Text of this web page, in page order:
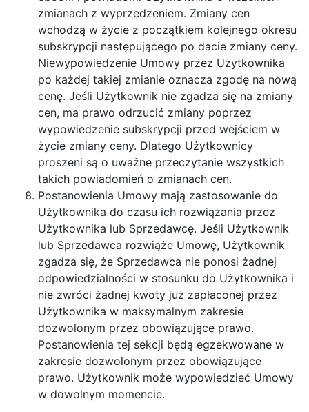
zmianach z wyprzedzeniem. Zmiany cen
wchodzą w życie z początkiem kolejnego okresu
subskrypcji następującego po dacie zmiany ceny.
Niewypowiedzenie Umowy przez Użytkownika
po każdej takiej zmianie oznacza zgodę na nową
cenę. Jeśli Użytkownik nie zgadza się na zmiany
cen, ma prawo odrzucić zmiany poprzez
wypowiedzenie subskrypcji przed wejściem w
życie zmiany ceny. Dlatego Użytkownicy
proszeni są o uważne przeczytanie wszystkich
takich powiadomień o zmianach cen.
Postanowienia Umowy mają zastosowanie do
Użytkownika do czasu ich rozwiązania przez
Użytkownika lub Sprzedawcę. Jeśli Użytkownik
lub Sprzedawca rozwiąże Umowę, Użytkownik
zgadza się, że Sprzedawca nie ponosi żadnej
odpowiedzialności w stosunku do Użytkownika i
nie zwróci żadnej kwoty już zapłaconej przez
Użytkownika w maksymalnym zakresie
dozwolonym przez obowiązujące prawo.
Postanowienia tej sekcji będą egzekwowane w
zakresie dozwolonym przez obowiązujące
prawo. Użytkownik może wypowiedzieć Umowy
w dowolnym momencie.